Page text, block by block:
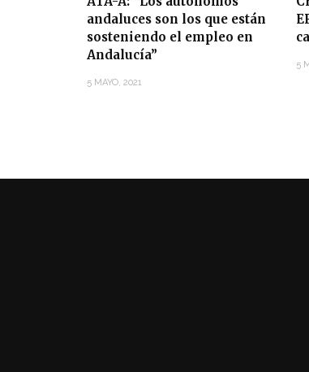
andaluces son los que están
sosteniendo el empleo en
Andalucía”
5 MAYO, 2021
5